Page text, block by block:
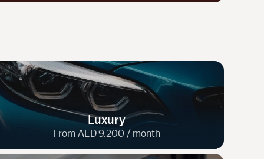
Luxury
From AED 9.200 / month